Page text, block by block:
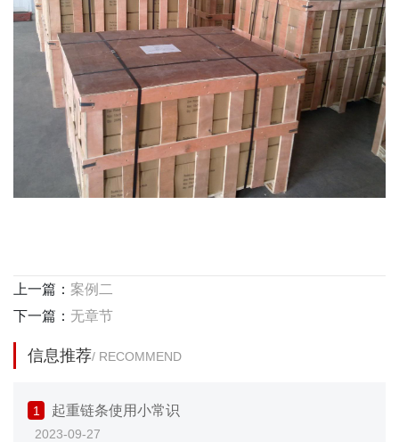
上一篇： 案例二
下一篇： 无章节
信息推荐/ RECOMMEND
1 起重链条使用小常识
2023-09-27